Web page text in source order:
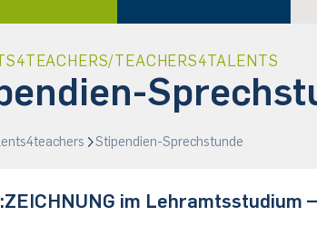
TEACHERS4TALENTS
Stipendien-Sprechstunde
im Lehramtsstudium